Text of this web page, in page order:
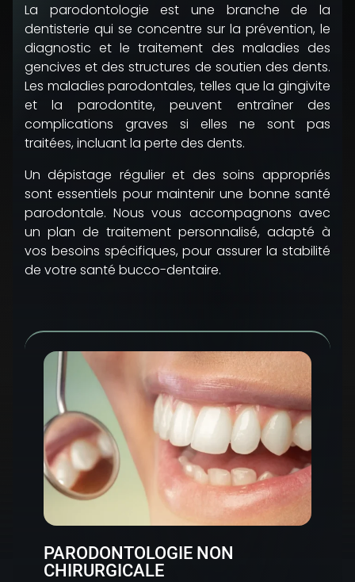
La parodontologie est une branche de la
dentisterie qui se concentre sur la prévention, le
diagnostic et le traitement des maladies des
gencives et des structures de soutien des dents.
Les maladies parodontales, telles que la gingivite
et la parodontite, peuvent entraîner des
complications graves si elles ne sont pas
traitées, incluant la perte des dents.
Un dépistage régulier et des soins appropriés
sont essentiels pour maintenir une bonne santé
parodontale. Nous vous accompagnons avec
un plan de traitement personnalisé, adapté à
vos besoins spécifiques, pour assurer la stabilité
de votre santé bucco-dentaire.
PARODONTOLOGIE NON
CHIRURGICALE